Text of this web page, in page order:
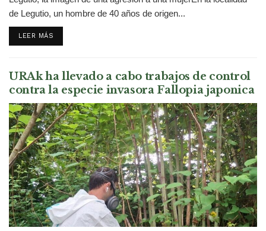
de Legutio, un hombre de 40 años de origen...
LEER MÁS
URAk ha llevado a cabo trabajos de control
contra la especie invasora Fallopia japonica